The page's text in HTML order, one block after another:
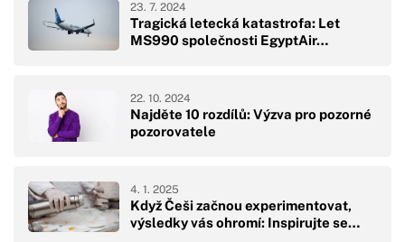
Tragická letecká katastrofa: Let
MS990 společnosti EgyptAir…
23. 7. 2024
Najděte 10 rozdílů: Výzva pro pozorné
pozorovatele
22. 10. 2024
Když Češi začnou experimentovat,
výsledky vás ohromí: Inspirujte se…
4. 1. 2025